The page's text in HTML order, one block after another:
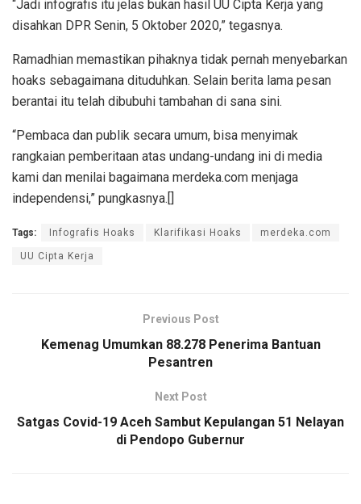
“Jadi infografis itu jelas bukan hasil UU Cipta Kerja yang
disahkan DPR Senin, 5 Oktober 2020,” tegasnya.
Ramadhian memastikan pihaknya tidak pernah menyebarkan
hoaks sebagaimana dituduhkan. Selain berita lama pesan
berantai itu telah dibubuhi tambahan di sana sini.
“Pembaca dan publik secara umum, bisa menyimak
rangkaian pemberitaan atas undang-undang ini di media
kami dan menilai bagaimana merdeka.com menjaga
independensi,” pungkasnya.[]
Tags: Infografis Hoaks Klarifikasi Hoaks merdeka.com
UU Cipta Kerja
Previous Post
Kemenag Umumkan 88.278 Penerima Bantuan
Pesantren
Next Post
Satgas Covid-19 Aceh Sambut Kepulangan 51 Nelayan
di Pendopo Gubernur